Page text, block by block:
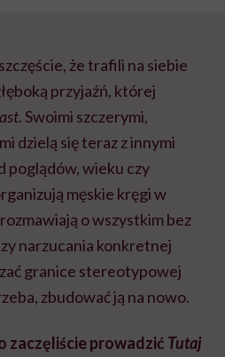
że trafili na siebie
przyjaźń, której
. Swoimi szczerymi,
dzielą się teraz z innymi
poglądów, wieku czy
męskie kręgi w
o wszystkim bez
narzucania konkretnej
granice stereotypowej
zbudować ją na nowo.
zaczęliście prowadzić Tutaj